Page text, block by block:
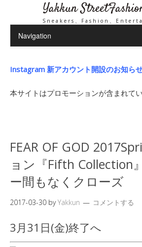
Yakkun
Sneakers、Fashion、
Instagram 新アカウント開設のお知ら
本サイトはプロモーションが含まれて
FEAR OF GOD
ョン『Fifth Collection
ー間もなくクローズ
2017-03-30 byYakkun コメントする
3月31日(金)終了へ